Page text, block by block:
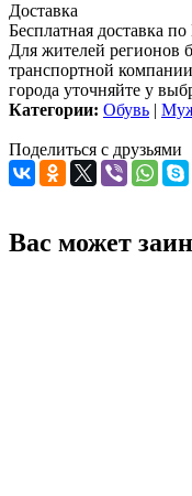
Доставка
Бесплатная доставка
Для жителей регионов
транспортной
города уточняйте у
Категории: Обувь |
Поделиться с друзьями
Вас может